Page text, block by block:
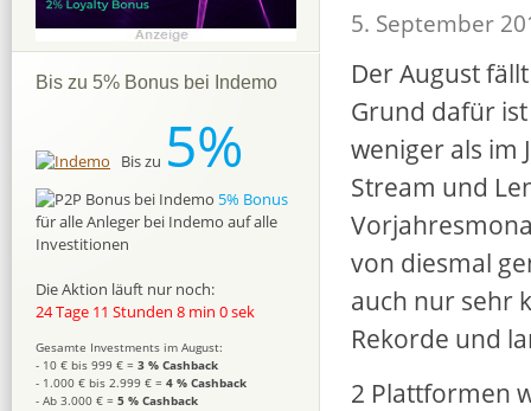
5. September
Der August
Grund dafür
weniger als im
Stream und
von diesmal
auch nur sehr
Rekorde und
2 Plattformen
Bis zu 5% Bonus bei Indemo
Bis zu 5%
5% Bonus
für alle Anleger bei Indemo auf alle
Investitionen
Die Aktion läuft nur noch:
24 Tage 11 Stunden 7 min 59 sek
Gesamte Investments im August:
- 10 € bis 999 € = 3 % Cashback
- 1.000 € bis 2.999 € = 4 % Cashback
- Ab 3.000 € = 5 % Cashback